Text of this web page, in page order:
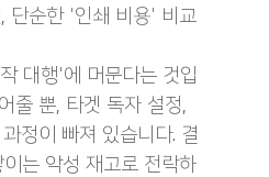
단순한 '인쇄 비용' 비교
대행'에 머문다는 것입
줄 뿐, 타겟 독자 설정,
정이 빠져 있습니다. 결
는 악성 재고로 전락하